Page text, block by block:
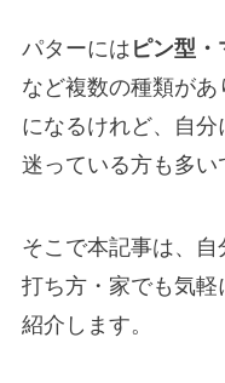
パターには ピン型
など複数の種類が
になるけれど、自分
迷っている方も多い
そこで本記事は、
打ち方・家でも気
紹介します。